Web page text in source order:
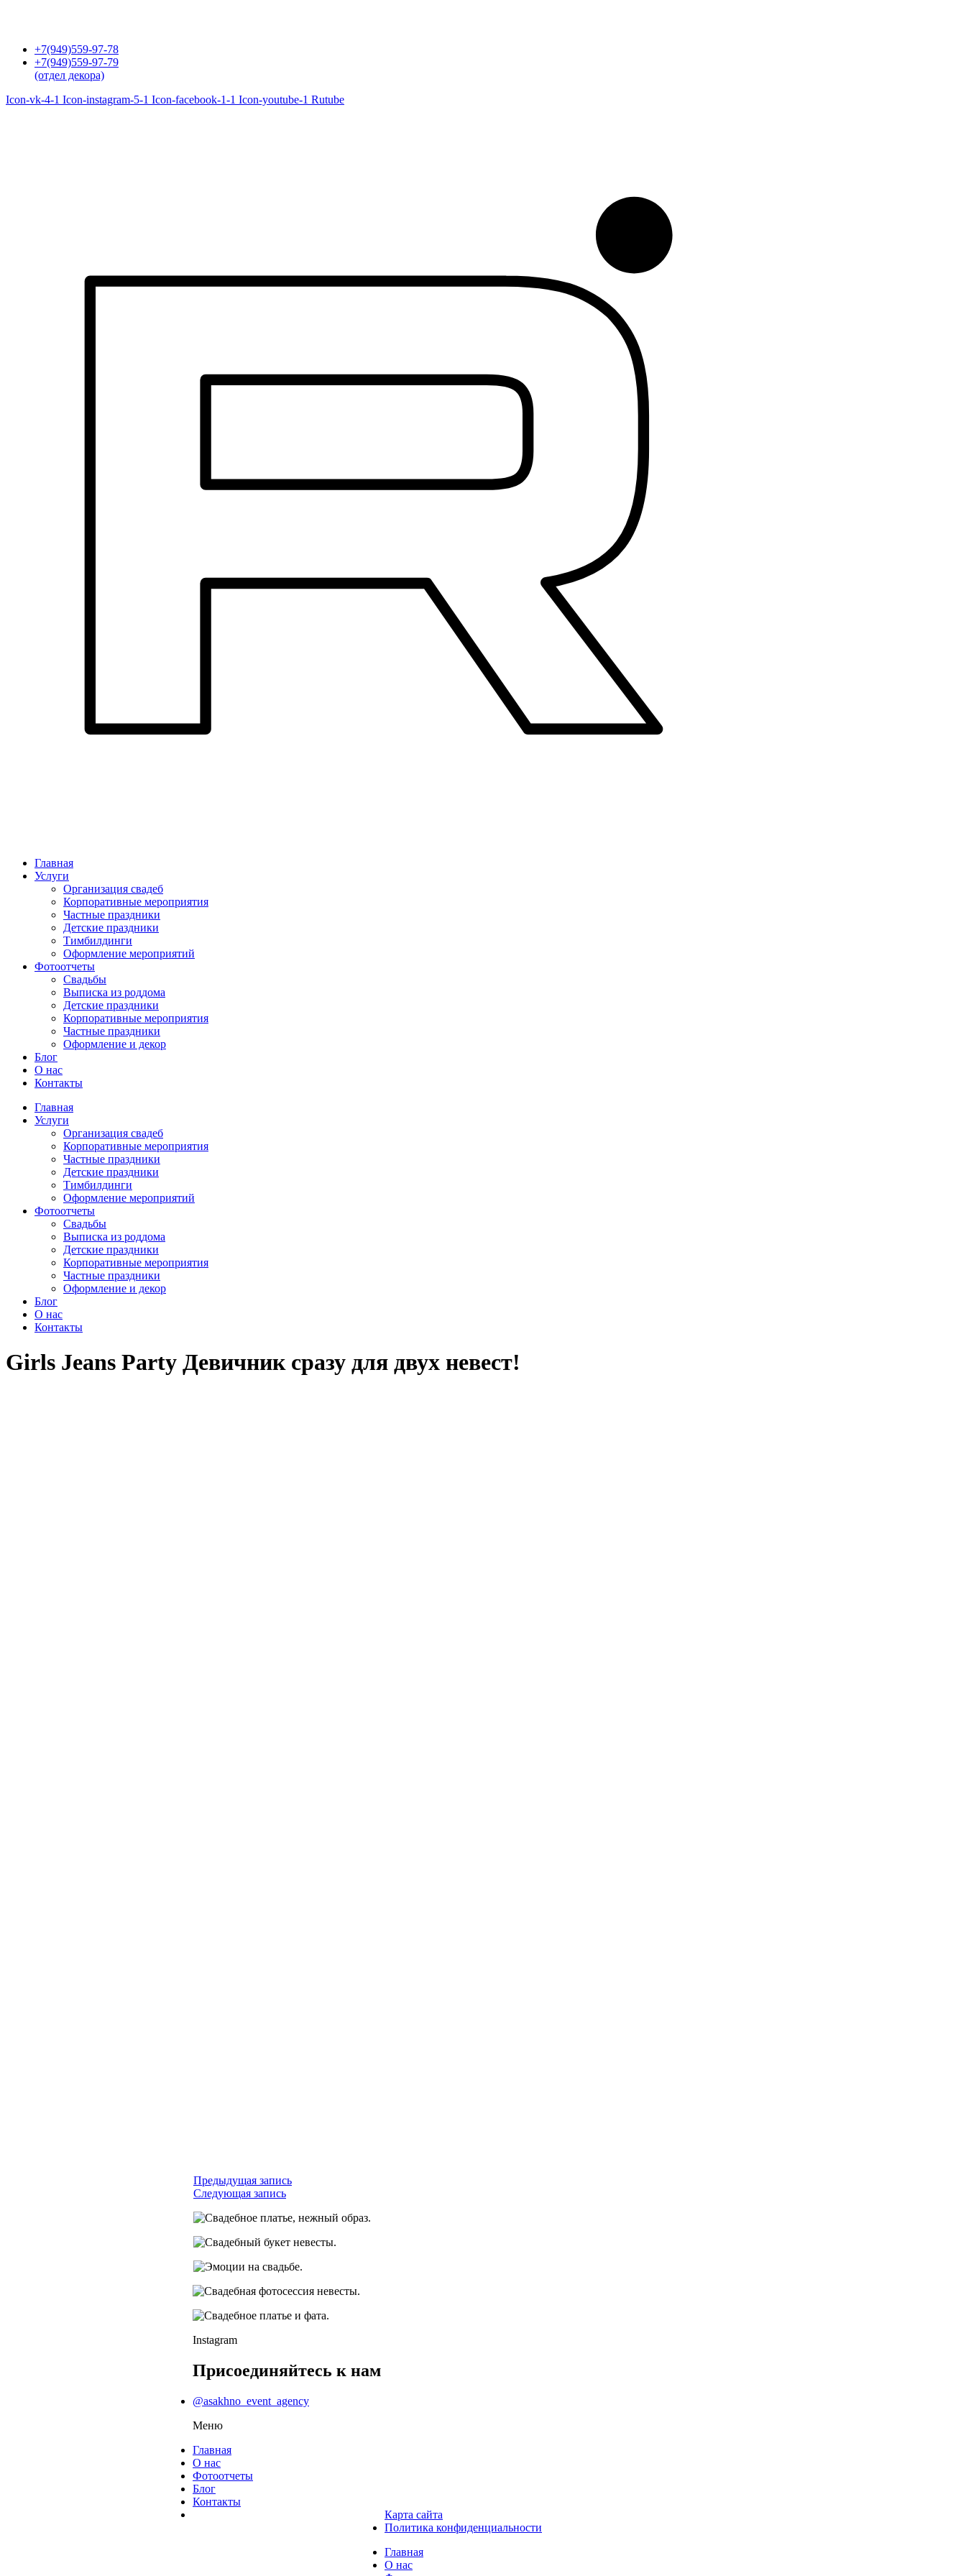
+7(949)559-97-78
+7(949)559-97-79
(отдел декора)
Icon-vk-4-1 Icon-instagram-5-1 Icon-facebook-1-1 Icon-youtube-1 Rutube
Главная
Услуги
Организация свадеб
Корпоративные мероприятия
Частные праздники
Детские праздники
Тимбилдинги
Оформление мероприятий
Фотоотчеты
Cвадьбы
Выписка из роддома
Детские праздники
Корпоративные мероприятия
Частные праздники
Оформление и декор
Блог
О нас
Контакты
Главная
Услуги
Организация свадеб
Корпоративные мероприятия
Частные праздники
Детские праздники
Тимбилдинги
Оформление мероприятий
Фотоотчеты
Cвадьбы
Выписка из роддома
Детские праздники
Корпоративные мероприятия
Частные праздники
Оформление и декор
Блог
О нас
Контакты
Girls Jeans Party Девичник сразу для двух невест!
Предыдущая запись
Следующая запись
Instagram
Присоединяйтесь к нам
@asakhno_event_agency
Меню
Главная
О нас
Фотоотчеты
Блог
Контакты
Карта сайта
Политика конфиденциальности
Главная
О нас